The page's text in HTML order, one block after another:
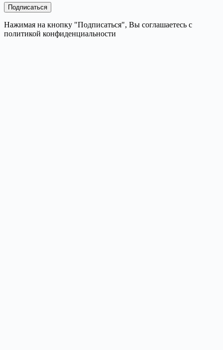
Нажимая на кнопку "Подписаться", Вы соглашаетесь с
политикой конфиденциальности